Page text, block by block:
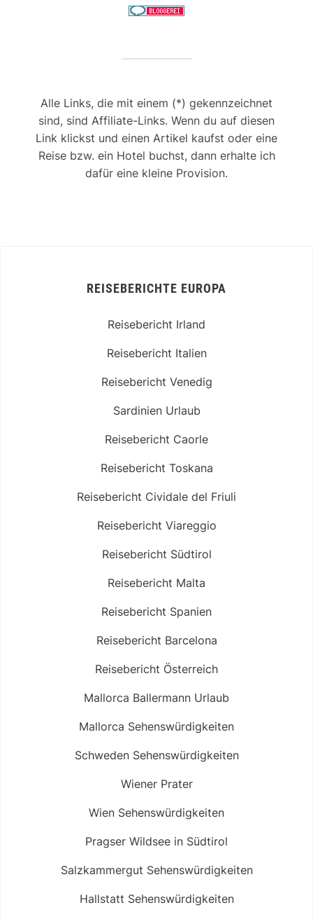
Alle Links, die mit einem (*) gekennzeichnet
sind, sind Affiliate-Links. Wenn du auf diesen
Link klickst und einen Artikel kaufst oder eine
Reise bzw. ein Hotel buchst, dann erhalte ich
dafür eine kleine Provision.
REISEBERICHTE EUROPA
Reisebericht Irland
Reisebericht Italien
Reisebericht Venedig
Sardinien Urlaub
Reisebericht Caorle
Reisebericht Toskana
Reisebericht Cividale del Friuli
Reisebericht Viareggio
Reisebericht Südtirol
Reisebericht Malta
Reisebericht Spanien
Reisebericht Barcelona
Reisebericht Österreich
Mallorca Ballermann Urlaub
Mallorca Sehenswürdigkeiten
Schweden Sehenswürdigkeiten
Wiener Prater
Wien Sehenswürdigkeiten
Pragser Wildsee in Südtirol
Salzkammergut Sehenswürdigkeiten
Hallstatt Sehenswürdigkeiten